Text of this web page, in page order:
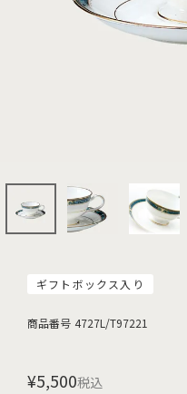
ギフトボックス入り
商品番号 4727L/T97221
¥5,500税込